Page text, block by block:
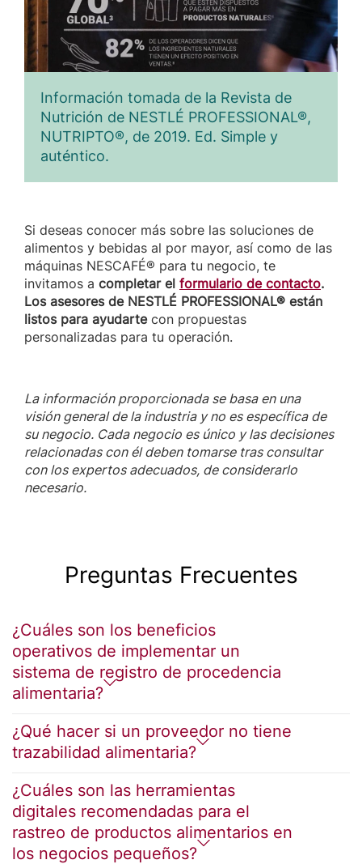
Información tomada de la Revista de
Nutrición de NESTLÉ PROFESSIONAL®,
NUTRIPTO®, de 2019. Ed. Simple y
auténtico.
Si deseas conocer más sobre las soluciones de
alimentos y bebidas al por mayor, así como de las
máquinas NESCAFÉ® para tu negocio, te
invitamos a completar el formulario de contacto.
Los asesores de NESTLÉ PROFESSIONAL® están
listos para ayudartecon propuestas
personalizadas para tu operación.
La información proporcionada se basa en una
visión general de la industria y no es específica de
su negocio. Cada negocio es único y las decisiones
relacionadas con él deben tomarse tras consultar
con los expertos adecuados, de considerarlo
necesario.
Preguntas Frecuentes
¿Cuáles son los beneficios
operativos de implementar un
sistema de registro de procedencia
alimentaria?
¿Qué hacer si un proveedor no tiene
trazabilidad alimentaria?
¿Cuáles son las herramientas
digitales recomendadas para el
rastreo de productos alimentarios en
los negocios pequeños?